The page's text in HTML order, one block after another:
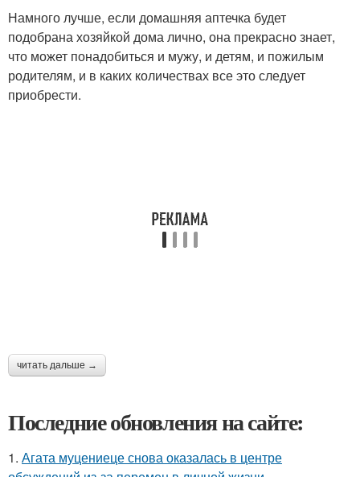
Намного лучше, если домашняя аптечка будет
подобрана хозяйкой дома лично, она прекрасно знает,
что может понадобиться и мужу, и детям, и пожилым
родителям, и в каких количествах все это следует
приобрести.
читать дальше →
Последние обновления на сайте:
1. Агата муцениеце снова оказалась в центре